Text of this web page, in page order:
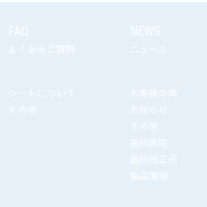
FAQ
よくあるご質問
シートについて
その他
NEWS
ニュース
お客様の声
お知らせ
その他
歯科医院
歯科技工所
製品情報